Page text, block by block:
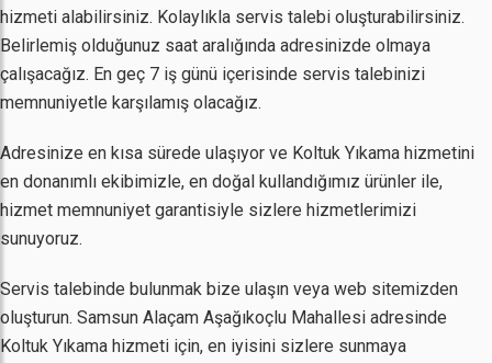
hizmeti alabilirsiniz. Kolaylıkla servis talebi oluşturabilirsiniz.
Belirlemiş olduğunuz saat aralığında adresinizde olmaya
çalışacağız. En geç 7 iş günü içerisinde servis talebinizi
memnuniyetle karşılamış olacağız.
Adresinize en kısa sürede ulaşıyor ve Koltuk Yıkama hizmetini
en donanımlı ekibimizle, en doğal kullandığımız ürünler ile,
hizmet memnuniyet garantisiyle sizlere hizmetlerimizi
sunuyoruz.
Servis talebinde bulunmak bize ulaşın veya web sitemizden
oluşturun. Samsun Alaçam Aşağıkoçlu Mahallesi adresinde
Koltuk Yıkama hizmeti için, en iyisini sizlere sunmaya